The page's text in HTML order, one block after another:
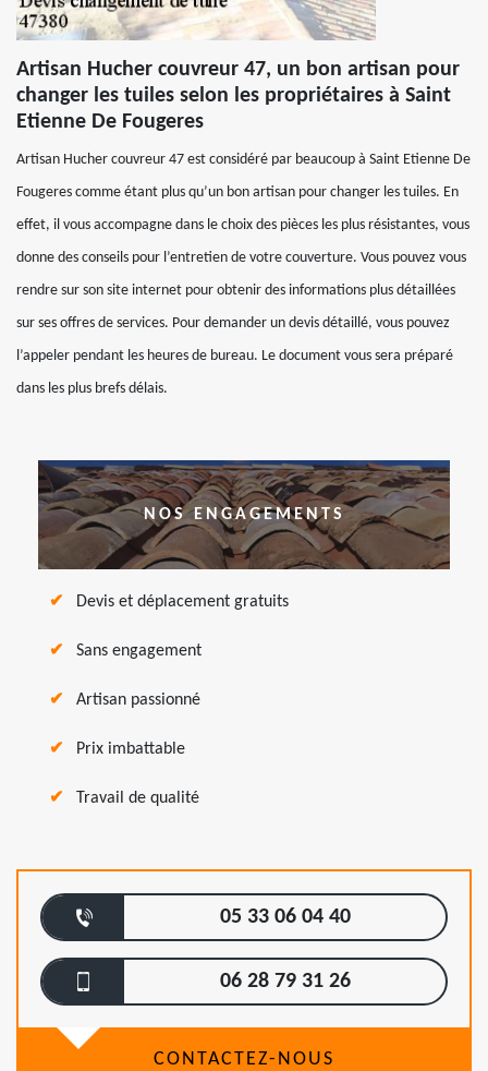
Artisan Hucher couvreur 47, un bon artisan pour
changer les tuiles selon les propriétaires à Saint
Etienne De Fougeres
Artisan Hucher couvreur 47 est considéré par beaucoup à Saint Etienne De
Fougeres comme étant plus qu’un bon artisan pour changer les tuiles. En
effet, il vous accompagne dans le choix des pièces les plus résistantes, vous
donne des conseils pour l’entretien de votre couverture. Vous pouvez vous
rendre sur son site internet pour obtenir des informations plus détaillées
sur ses offres de services. Pour demander un devis détaillé, vous pouvez
l’appeler pendant les heures de bureau. Le document vous sera préparé
dans les plus brefs délais.
NOS ENGAGEMENTS
Devis et déplacement gratuits
Sans engagement
Artisan passionné
Prix imbattable
Travail de qualité
05 33 06 04 40
06 28 79 31 26
CONTACTEZ-NOUS